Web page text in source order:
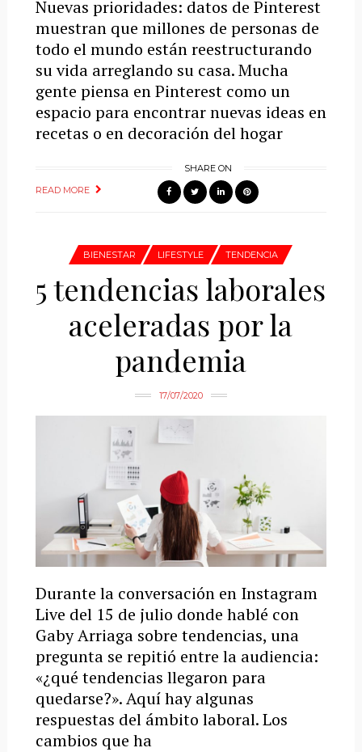
Nuevas prioridades: datos de Pinterest
muestran que millones de personas de
todo el mundo están reestructurando
su vida arreglando su casa. Mucha
gente piensa en Pinterest como un
espacio para encontrar nuevas ideas en
recetas o en decoración del hogar
READ MORE
SHARE ON
BIENESTAR LIFESTYLE TENDENCIA
5 tendencias laborales
aceleradas por la
pandemia
17/07/2020
Durante la conversación en Instagram
Live del 15 de julio donde hablé con
Gaby Arriaga sobre tendencias, una
pregunta se repitió entre la audiencia:
«¿qué tendencias llegaron para
quedarse?». Aquí hay algunas
respuestas del ámbito laboral. Los
cambios que ha